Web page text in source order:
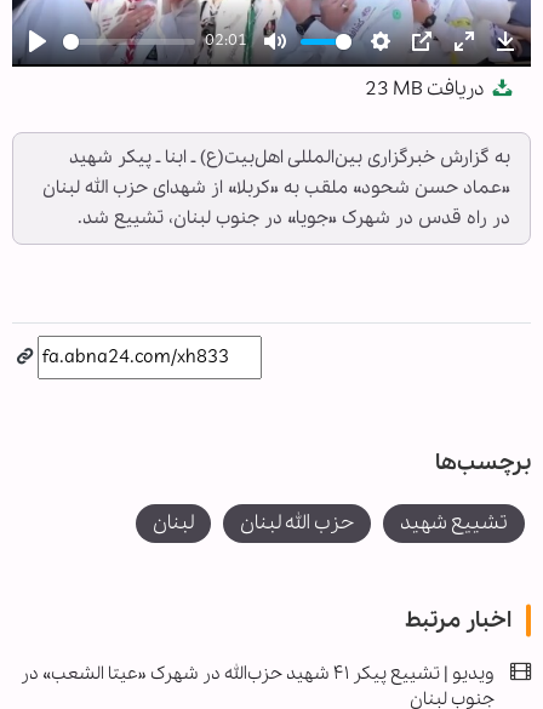
Play
02:01
Mute Settings
PIP Enter
دریافت 23 MB
به گزارش خبرگزاری بین‌المللی اهل‌بیت(ع) ـ ابنا ـ پیکر شهید
«عماد حسن شحود» ملقب به «کربلا» از شهدای حزب الله لبنان
در راه قدس در شهرک «جویا» در جنوب لبنان، تشییع شد.
برچسب‌ها
تشییع شهید حزب الله لبنان لبنان
اخبار مرتبط
ویدیو | تشییع پیکر ۴۱ شهید حزب‌الله در شهرک «عیتا الشعب» در
جنوب لبنان